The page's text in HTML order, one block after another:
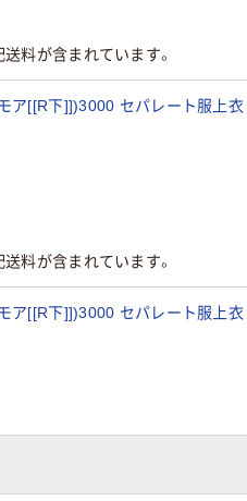
料が含まれています。
ア[[R下]])3000 セパレート服上
料が含まれています。
ア[[R下]])3000 セパレート服上